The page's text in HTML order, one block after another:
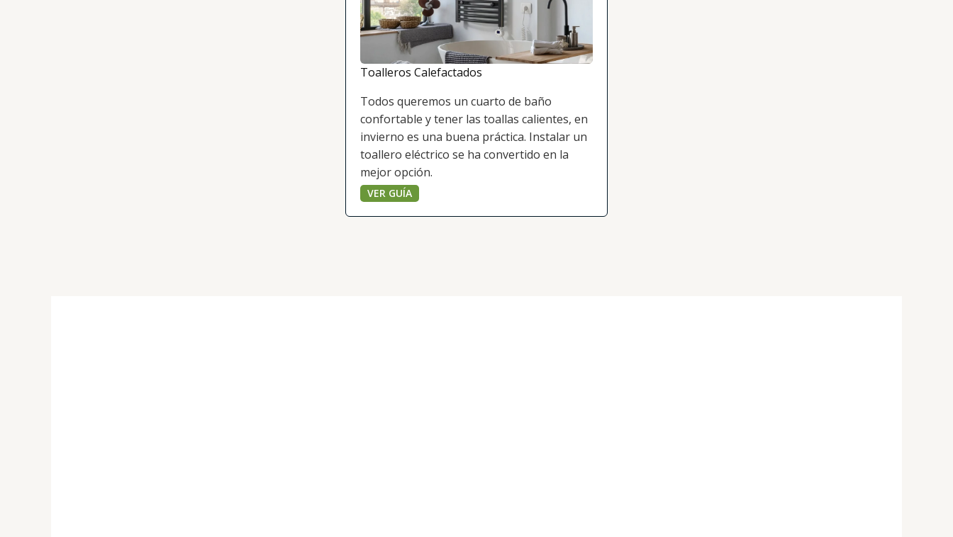
Toalleros Calefactados
Todos queremos un cuarto de baño
confortable y tener las toallas calientes, en
invierno es una buena práctica. Instalar un
toallero eléctrico se ha convertido en la
mejor opción.
VER GUÍA